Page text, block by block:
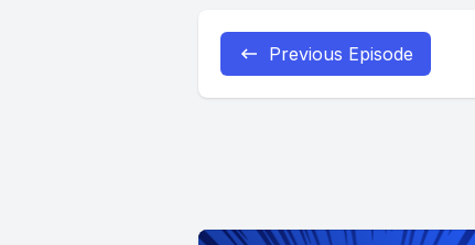
Previous Episode